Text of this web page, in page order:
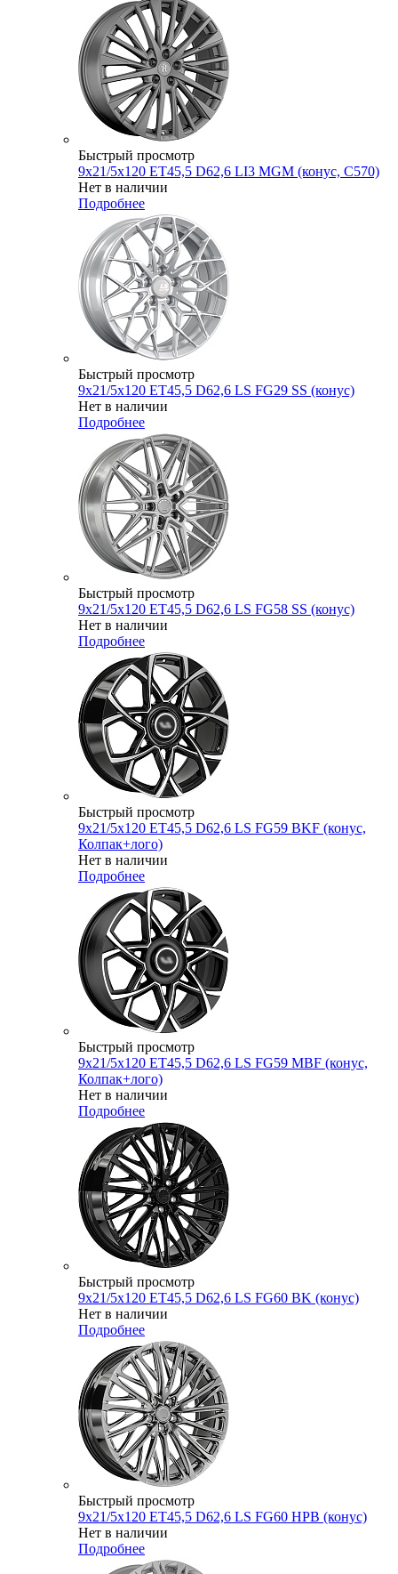
Быстрый просмотр
9x21/5x120 ET45,5 D62,6 LI3 MGM (конус, C570)
Нет в наличии
Подробнее
Быстрый просмотр
9x21/5x120 ET45,5 D62,6 LS FG29 SS (конус)
Нет в наличии
Подробнее
Быстрый просмотр
9x21/5x120 ET45,5 D62,6 LS FG58 SS (конус)
Нет в наличии
Подробнее
Быстрый просмотр
9x21/5x120 ET45,5 D62,6 LS FG59 BKF (конус,
Колпак+лого)
Нет в наличии
Подробнее
Быстрый просмотр
9x21/5x120 ET45,5 D62,6 LS FG59 MBF (конус,
Колпак+лого)
Нет в наличии
Подробнее
Быстрый просмотр
9x21/5x120 ET45,5 D62,6 LS FG60 BK (конус)
Нет в наличии
Подробнее
Быстрый просмотр
9x21/5x120 ET45,5 D62,6 LS FG60 HPB (конус)
Нет в наличии
Подробнее